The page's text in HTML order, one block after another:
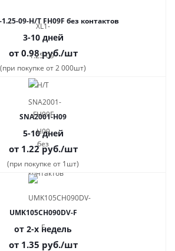
1.25-09-H/T FH09F без контактов
3-10 дней
от 0.98 руб./шт
(при покупке от 2 000шт)
SNA2001-H09
5-10 дней
от 1.22 руб./шт
(при покупке от 1шт)
UMK105CH090DV-F
от 2-х недель
от 1.35 руб./шт